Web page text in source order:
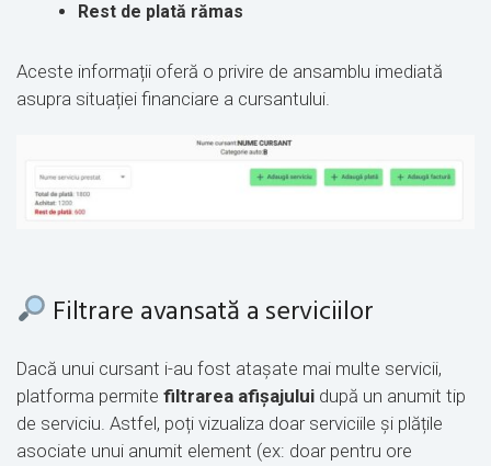
Rest de plată rămas
Aceste informații oferă o privire de ansamblu imediată
asupra situației financiare a cursantului.
Filtrare avansată a serviciilor
Dacă unui cursant i-au fost atașate mai multe servicii,
platforma permite filtrarea afișajului după un anumit tip
de serviciu. Astfel, poți vizualiza doar serviciile și plățile
asociate unui anumit element (ex: doar pentru ore